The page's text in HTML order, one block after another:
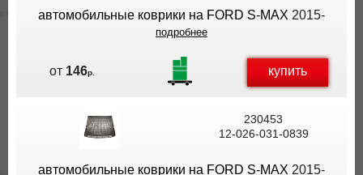
автомобильные коврики на FORD S-MAX 2015-
подробнее
от 146р. купить
230453
12-026-031-0839
автомобильные коврики на FORD S-MAX 2015-